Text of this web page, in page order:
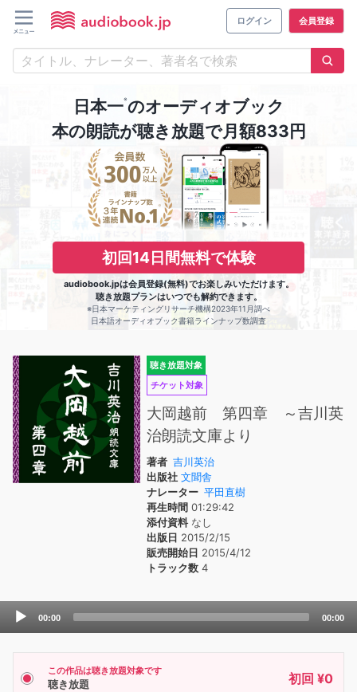
ログイン 会員登録
日本一※のオーディオブック
本の朗読が聴き放題で月額833円
初回14日間無料で体験
audiobook.jpは会員登録(無料)でお楽しみいただけます。
聴き放題プランはいつでも解約できます。
※日本マーケティングリサーチ機構2023年11月調べ
日本語オーディオブック書籍ラインナップ数調査
聴き放題対象
チケット対象
大岡越前 第四章 ～吉川英
治朗読文庫より
著者 吉川英治
出版社 文聞舎
ナレーター 平田直樹
再生時間 01:29:42
添付資料なし
出版日 2015/2/15
販売開始日 2015/4/12
トラック数 4
Audio
00:00 00:00
この作品は聴き放題対象です
聴き放題 初回 ¥0